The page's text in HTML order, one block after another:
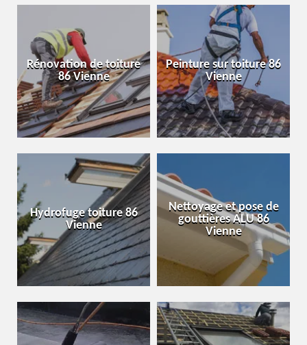
Rénovation de toiture
86 Vienne
Peinture sur toiture 86
Vienne
Hydrofuge toiture 86
Vienne
Nettoyage et pose de
gouttières ALU 86
Vienne